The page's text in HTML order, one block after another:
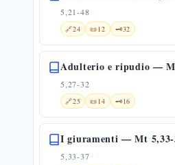
5,21-48
🔗24 📜12 🗝️32
Adulterio e ripudio —
5,27-32
🔗25 📜14 🗝️16
I giuramenti — Mt 5,33-
5,33-37